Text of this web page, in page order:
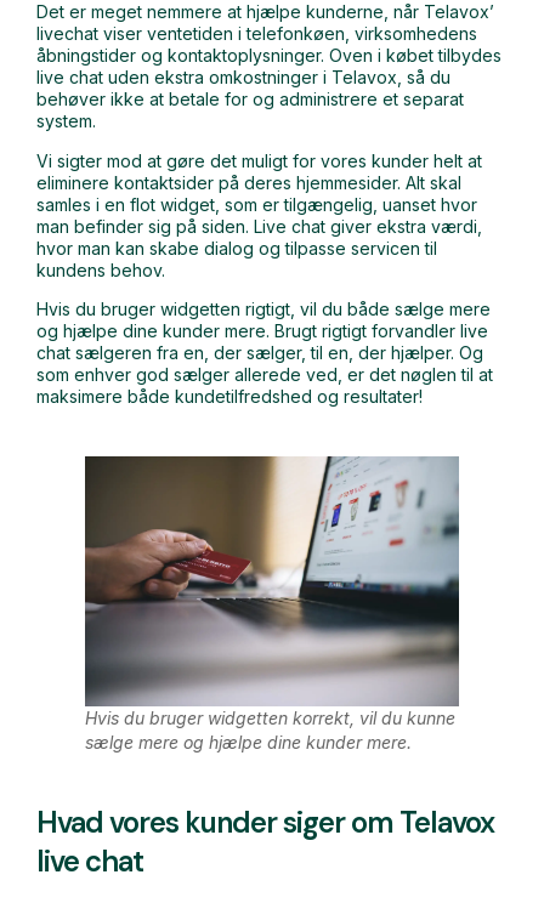
Det er meget nemmere at hjælpe kunderne, når Telavox’
livechat viser ventetiden i telefonkøen, virksomhedens
åbningstider og kontaktoplysninger. Oven i købet tilbydes
live chat uden ekstra omkostninger i Telavox, så du
behøver ikke at betale for og administrere et separat
system.
Vi sigter mod at gøre det muligt for vores kunder helt at
eliminere kontaktsider på deres hjemmesider. Alt skal
samles i en flot widget, som er tilgængelig, uanset hvor
man befinder sig på siden. Live chat giver ekstra værdi,
hvor man kan skabe dialog og tilpasse servicen til
kundens behov.
Hvis du bruger widgetten rigtigt, vil du både sælge mere
og hjælpe dine kunder mere. Brugt rigtigt forvandler live
chat sælgeren fra en, der sælger, til en, der hjælper. Og
som enhver god sælger allerede ved, er det nøglen til at
maksimere både kundetilfredshed og resultater!
Hvis du bruger widgetten korrekt, vil du kunne
sælge mere og hjælpe dine kunder mere.
Hvad vores kunder siger om Telavox
live chat